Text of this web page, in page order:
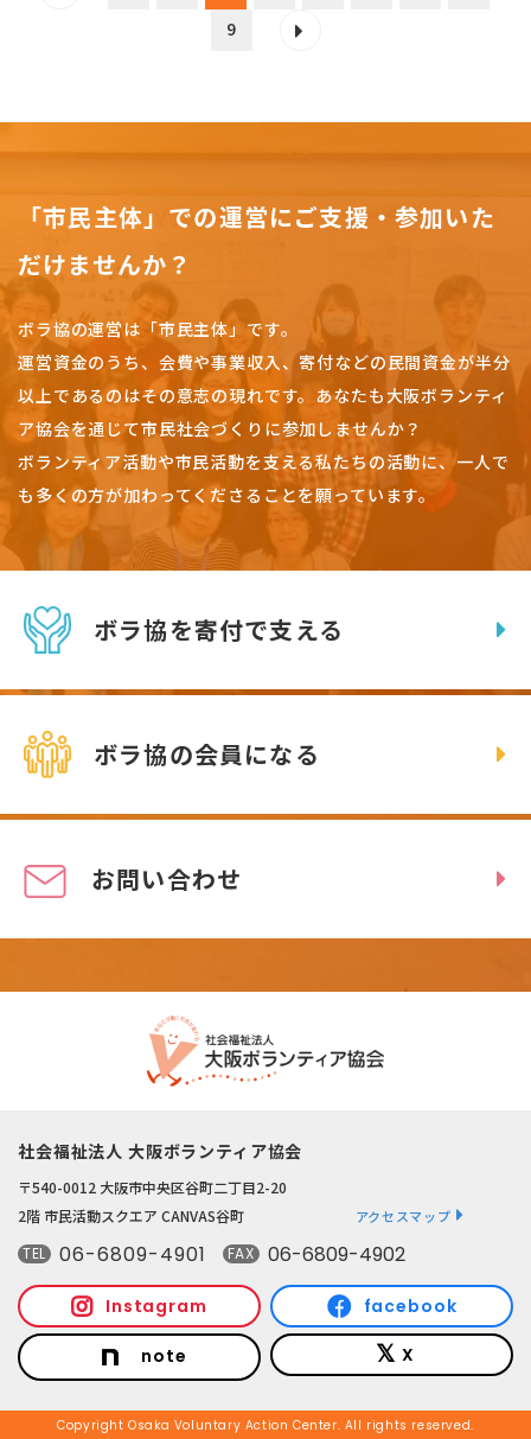
9
「市民主体」での運営にご支援・参加いた
だけませんか？
ボラ協の運営は「市民主体」です。
運営資金のうち、会費や事業収入、寄付などの民間資金が半分
以上であるのはその意志の現れです。 あなたも大阪ボランティ
ア協会を通じて市民社会づくりに参加しませんか？
ボランティア活動や市民活動を支える私たちの活動に、一人で
も多くの方が加わってくださることを願っています。
ボラ協を寄付で支える
ボラ協の会員になる
お問い合わせ
社会福祉法人 大阪ボランティア協会
〒540-0012 大阪市中央区谷町二丁目2-20
2階 市民活動スクエア CANVAS谷町
アクセスマップ
TEL 06-6809-4901 FAX 06-6809-4902
Instagram facebook
note X
Copyright Osaka Voluntary Action Center. All rights reserved.